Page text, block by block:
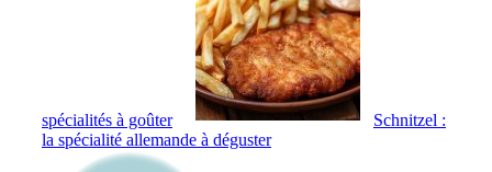
spécialités à goûter
Schnitzel :
la spécialité allemande à déguster